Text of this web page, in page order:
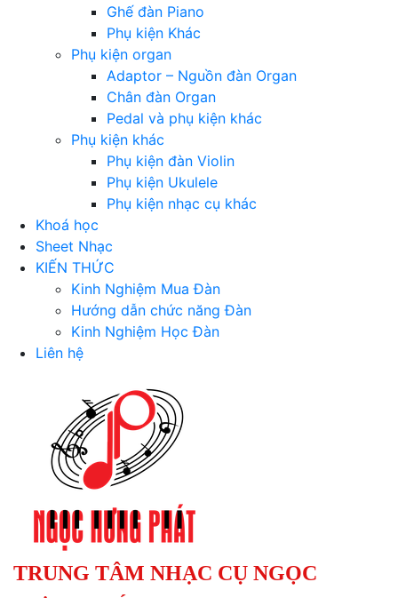
Ghế đàn Piano
Phụ kiện Khác
Phụ kiện organ
Adaptor – Nguồn đàn Organ
Chân đàn Organ
Pedal và phụ kiện khác
Phụ kiện khác
Phụ kiện đàn Violin
Phụ kiện Ukulele
Phụ kiện nhạc cụ khác
Khoá học
Sheet Nhạc
KIẾN THỨC
Kinh Nghiệm Mua Đàn
Hướng dẫn chức năng Đàn
Kinh Nghiệm Học Đàn
Liên hệ
TRUNG TÂM NHẠC CỤ NGỌC